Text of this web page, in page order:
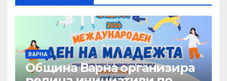
ВАРНА
Община Варна организира